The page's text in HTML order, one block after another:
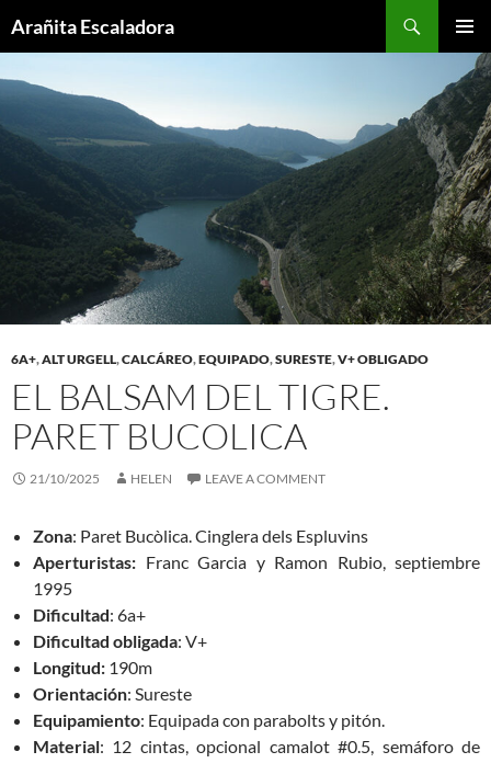
toArañita Escaladora
MENU
6A+,ALT URGELL,CALCÁREO,EQUIPADO,SURESTE,V+ OBLIGADO
EL BALSAM DEL TIGRE.
PARET BUCOLICA
21/10/2025 HELEN LEAVE A COMMENT
Zona: Paret Bucòlica. Cinglera dels Espluvins
Aperturistas: Franc Garcia y Ramon Rubio, septiembre
1995
Dificultad: 6a+
Dificultad obligada: V+
Longitud: 190m
Orientación: Sureste
Equipamiento: Equipada con parabolts y pitón.
Material: 12 cintas, opcional camalot #0.5, semáforo de